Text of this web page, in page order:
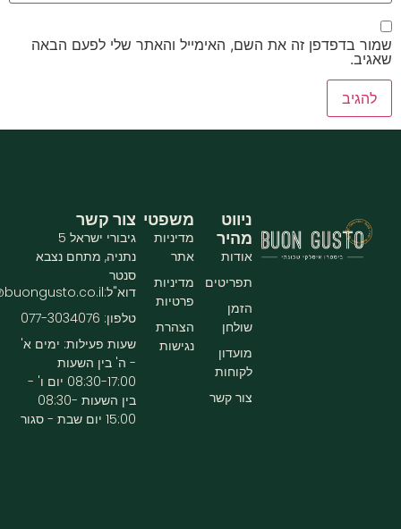
בדפדפן זה את השם, האימייל והאתר שלי לפעם הבאה
משפטי
מדיניות
אתר
מדיניות
פרטיות
הצהרת
נגישות
מהיר
אודות
תפריטים
מועדון
לקוחות
צור קשר
צור קשר
גיבורי ישראל 5
נתניה, מתחם נצבא
דוא"ל:info@buongusto.co.il
טלפון: 077-3034076
שעות פעילות: ימים א'
- ה' בין השעות
08:30-17:00 יום ו' -
בין השעות 08:30-